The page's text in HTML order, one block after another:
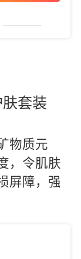
套装
物质元
，令肌肤
屏障，强